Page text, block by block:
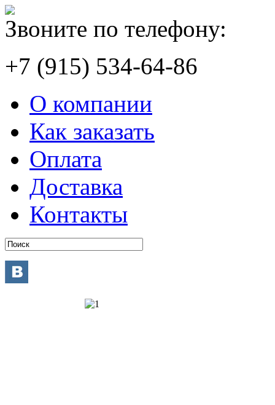
Звоните по телефону:
+7 (915) 534-64-86
О компании
Как заказать
Оплата
Доставка
Контакты